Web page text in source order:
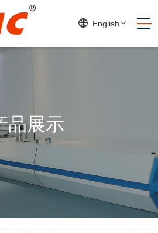
English
品展示